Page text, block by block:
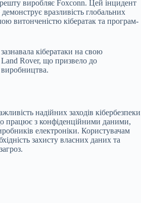
виробляє Foxconn. Цей інцидент
вразливість глобальних
витонченістю кібератак та програм-
кібератаки на свою
Rover, що призвело до
надійних заходів кібербезпеки
працює з конфіденційними даними,
електроніки. Користувачам
захисту власних даних та